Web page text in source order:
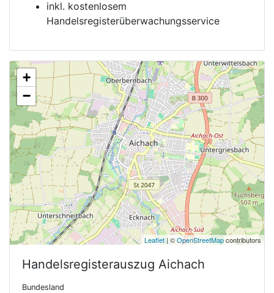
inkl. kostenlosem
Handelsregisterüberwachungsservice
+
−
Leaflet | ©OpenStreetMapcontributors
Handelsregisterauszug Aichach
Bundesland